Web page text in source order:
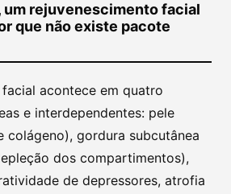
um rejuvenescimento facial
que não existe pacote
acontece em quatro
e interdependentes: pele
colágeno), gordura subcutânea
dos compartimentos),
de depressores, atrofia